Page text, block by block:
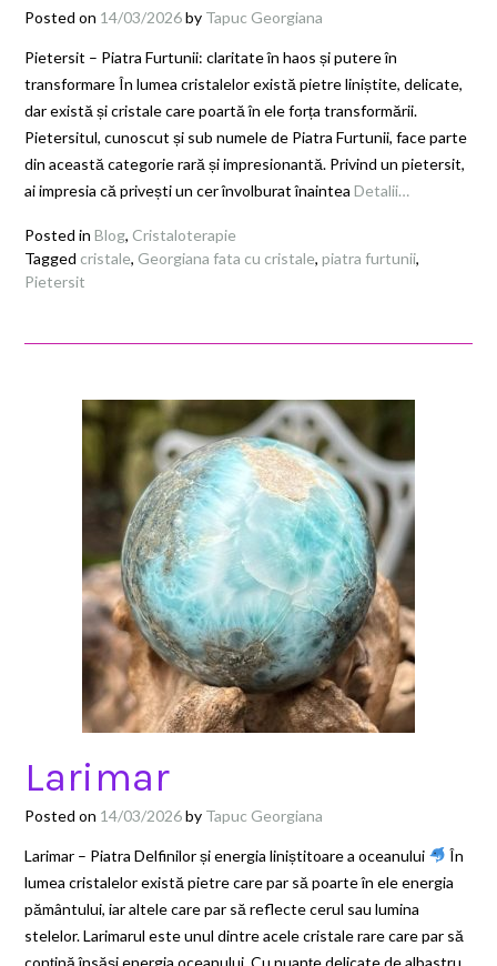
Posted on 14/03/2026by Tapuc Georgiana
Pietersit – Piatra Furtunii: claritate în haos și putere în
transformare În lumea cristalelor există pietre liniștite, delicate,
dar există și cristale care poartă în ele forța transformării.
Pietersitul, cunoscut și sub numele de Piatra Furtunii, face parte
din această categorie rară și impresionantă. Privind un pietersit,
ai impresia că privești un cer învolburat înaintea Detalii…
Posted in Blog, Cristaloterapie
Tagged cristale, Georgiana fata cu cristale, piatra furtunii,
Pietersit
Larimar
Posted on 14/03/2026by Tapuc Georgiana
Larimar – Piatra Delfinilor și energia liniștitoare a oceanului
În
lumea cristalelor există pietre care par să poarte în ele energia
pământului, iar altele care par să reflecte cerul sau lumina
stelelor. Larimarul este unul dintre acele cristale rare care par să
conțină însăși energia oceanului. Cu nuanțe delicate de albastru